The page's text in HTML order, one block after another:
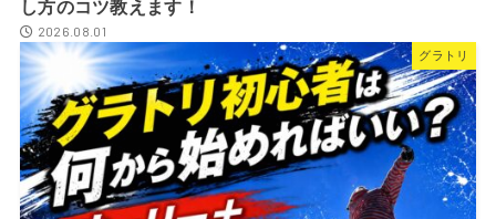
し方のコツ教えます！
2026.08.01
グラトリ